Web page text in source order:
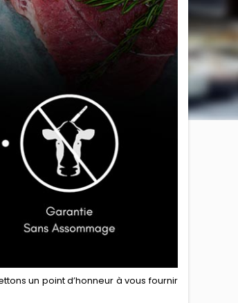
un point d’honneur à vous fournir